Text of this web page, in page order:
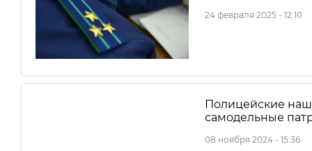
24 февраля 2025 - 12:10
Полицейские
самодельные
08 ноября 2024 - 15:36